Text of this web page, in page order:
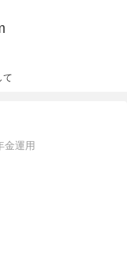
て
金運用